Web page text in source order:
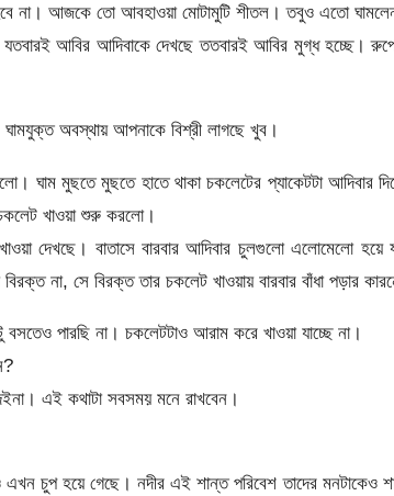
না। আজকে তো আবহাওয়া মোটামুটি শীতল। তবুও এতো
আবির আদিবাকে দেখছে ততবারই আবির মুগ্ধ হচ্ছে।
অবস্থায় আপনাকে বিশ্রী লাগছে খুব।
ঘাম মুছতে মুছতে হাতে থাকা চকলেটের প্যাকেটটা আদিবার
খাওয়া শুরু করলো।
দেখছে। বাতাসে বারবার আদিবার চুলগুলো এলোমেলো হয়ে
না, সে বিরক্ত তার চকলেট খাওয়ায় বারবার বাঁধা পড়ার
পারছি না। চকলেটটাও আরাম করে খাওয়া যাচ্ছে না।
এই কথাটা সবসময় মনে রাখবেন।
এখন চুপ হয়ে গেছে। নদীর এই শান্ত পরিবেশ তাদের